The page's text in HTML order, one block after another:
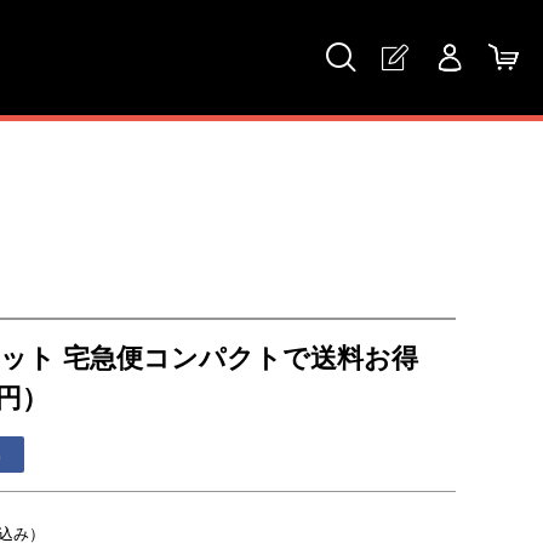
ト 宅急便コンパクトで送料お得
）
み）